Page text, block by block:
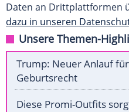
Daten an Drittplattformen
dazu in unseren
Unsere Themen-
Trump: Neuer Anlauf
Geburtsrecht
Diese Promi-Outfits